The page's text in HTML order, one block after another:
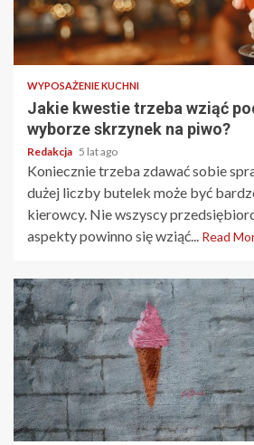
2 min read
WYPOSAŻENIE KUCHNI
Jakie kwestie trzeba wziąć
wyborze skrzynek na piwo?
Redakcja 5 lat ago
Koniecznie trzeba zdawać sobie
dużej liczby butelek może być
kierowcy. Nie wszyscy
aspekty powinno się wziąć... Read
2 min read